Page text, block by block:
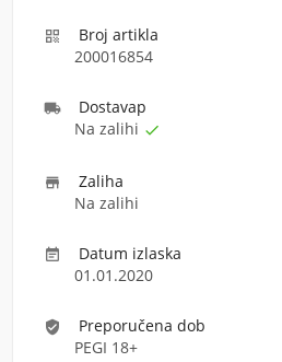

Broj artikla
200016854
 Dostavap
Na zalihi 

Zaliha
Na zalihi

Datum izlaska
01.01.2020
verified_user
Preporučena dob
PEGI 18+